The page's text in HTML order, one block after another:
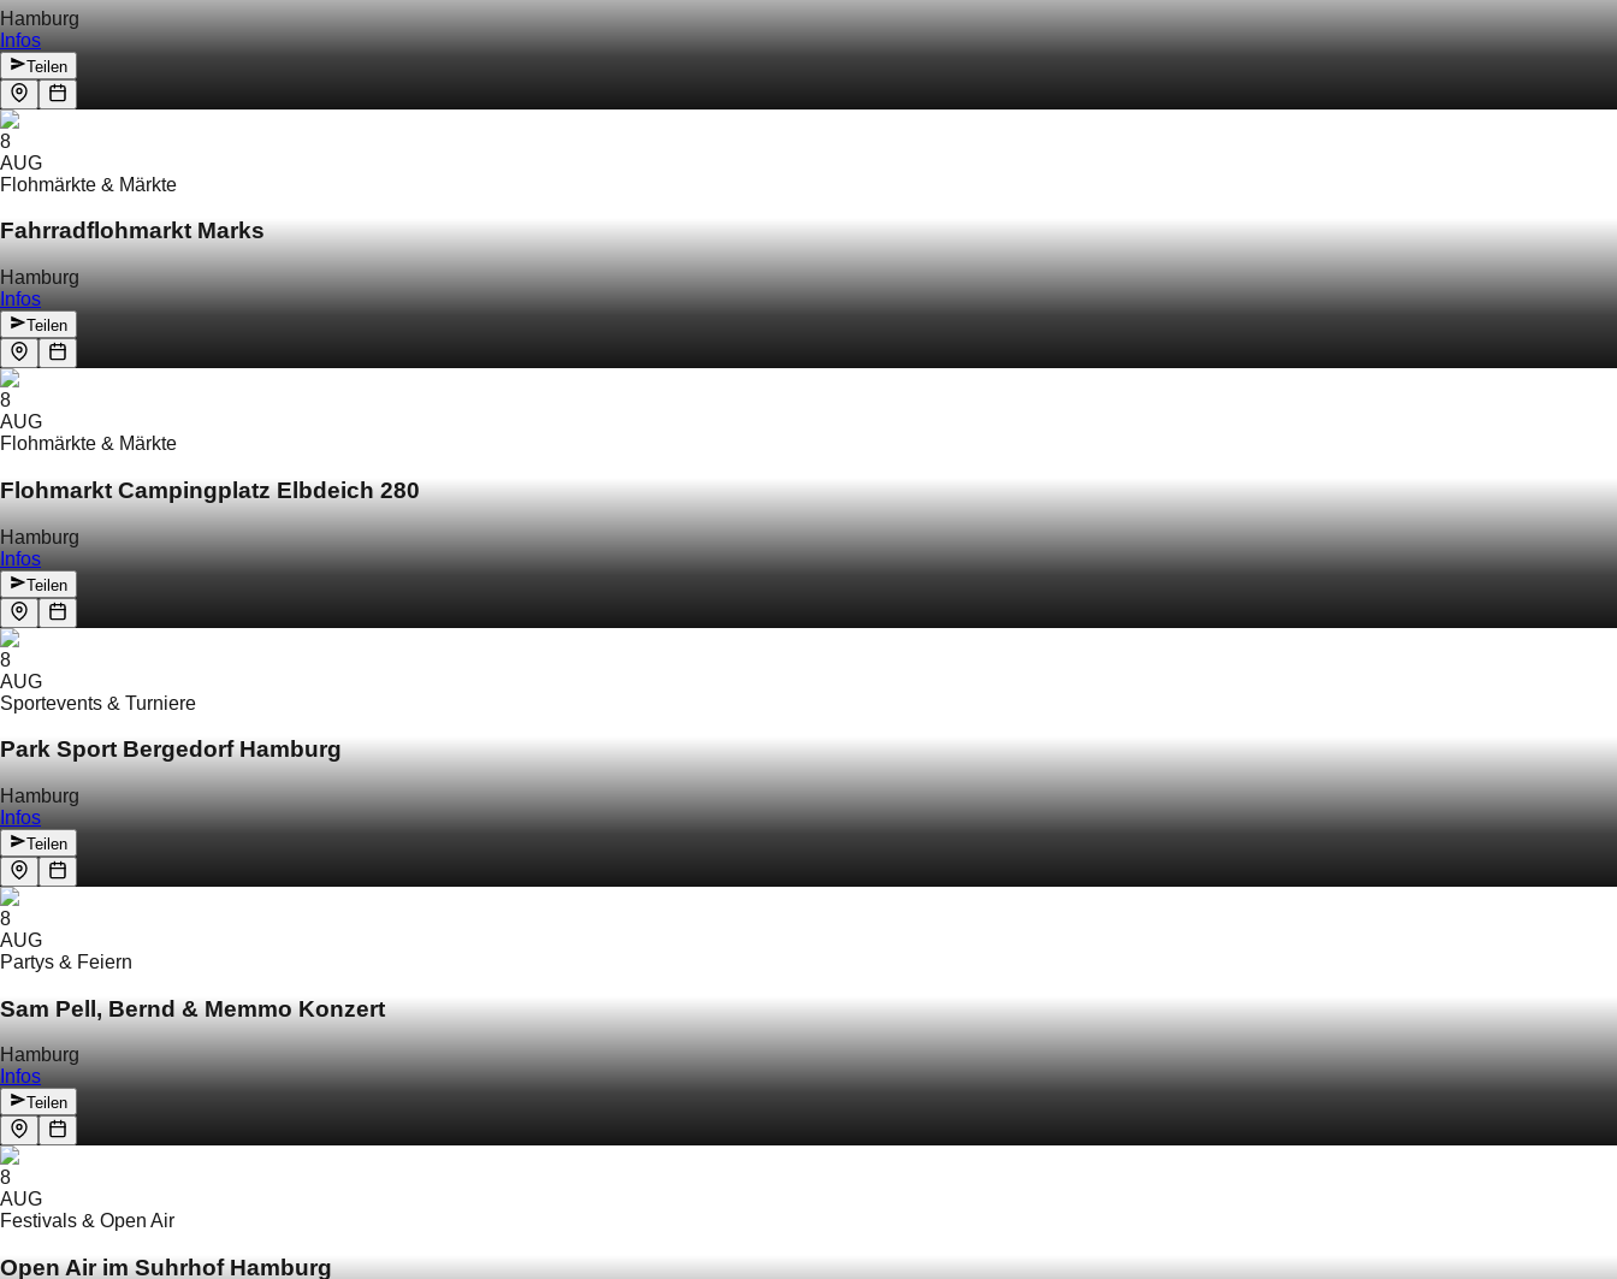
Hamburg
Infos
Teilen
8
AUG
Flohmärkte & Märkte
Fahrradflohmarkt Marks
Hamburg
Infos
Teilen
8
AUG
Flohmärkte & Märkte
Flohmarkt Campingplatz Elbdeich 280
Hamburg
Infos
Teilen
8
AUG
Sportevents & Turniere
Park Sport Bergedorf Hamburg
Hamburg
Infos
Teilen
8
AUG
Partys & Feiern
Sam Pell, Bernd & Memmo Konzert
Hamburg
Infos
Teilen
8
AUG
Festivals & Open Air
Open Air im Suhrhof Hamburg